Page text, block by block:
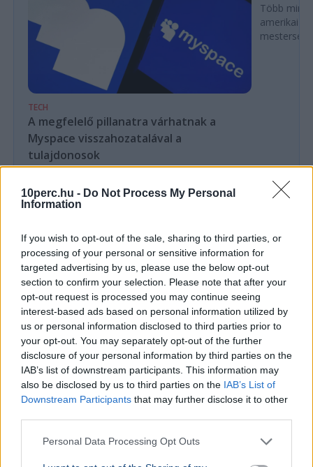
10perc.hu - Do Not Process My Personal
Information
If you wish to opt-out of the sale, sharing to third parties, or
processing of your personal or sensitive information for
targeted advertising by us, please use the below opt-out
section to confirm your selection. Please note that after your
opt-out request is processed you may continue seeing
interest-based ads based on personal information utilized by
us or personal information disclosed to third parties prior to
your opt-out. You may separately opt-out of the further
disclosure of your personal information by third parties on the
IAB’s list of downstream participants. This information may
also be disclosed by us to third parties on the IAB’s List of
Downstream Participants that may further disclose it to other
Personal Data Processing Opt Outs
TECH
A megfelelő pillanatra várhatnak a
Myspace visszahozatalával a
tulajdonosok
dokumentumfilmben erősítették meg, hogy
tervezik a 2000-es évek meghatározó közösségi
Több mint
amerikai
Ajánljuk még
2026. augusztus 2.
Az ENSZ-főtitkár szerint az El Niño miatt
forró ősz várható